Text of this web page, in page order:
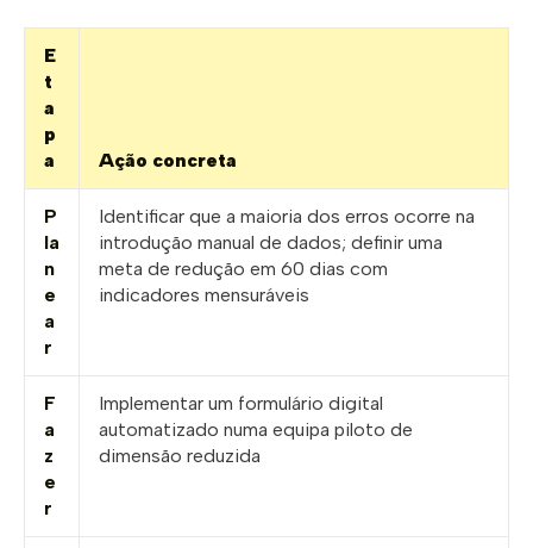
E
t
a
p
a
Ação concreta
P
la
n
e
a
r
Identificar que a maioria dos erros ocorre na
introdução manual de dados; definir uma
meta de redução em 60 dias com
indicadores mensuráveis
F
a
z
e
r
Implementar um formulário digital
automatizado numa equipa piloto de
dimensão reduzida